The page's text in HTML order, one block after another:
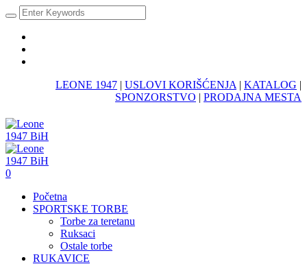
LEONE 1947 | USLOVI KORIŠĆENJA | KATALOG |
SPONZORSTVO | PRODAJNA MESTA
0
Početna
SPORTSKE TORBE
Torbe za teretanu
Ruksaci
Ostale torbe
RUKAVICE